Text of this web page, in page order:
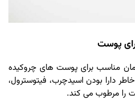
مناسب برای پوست های چروکیده
دارا بودن اسیدچرب، فیتوسترول،
را مرطوب می کند.